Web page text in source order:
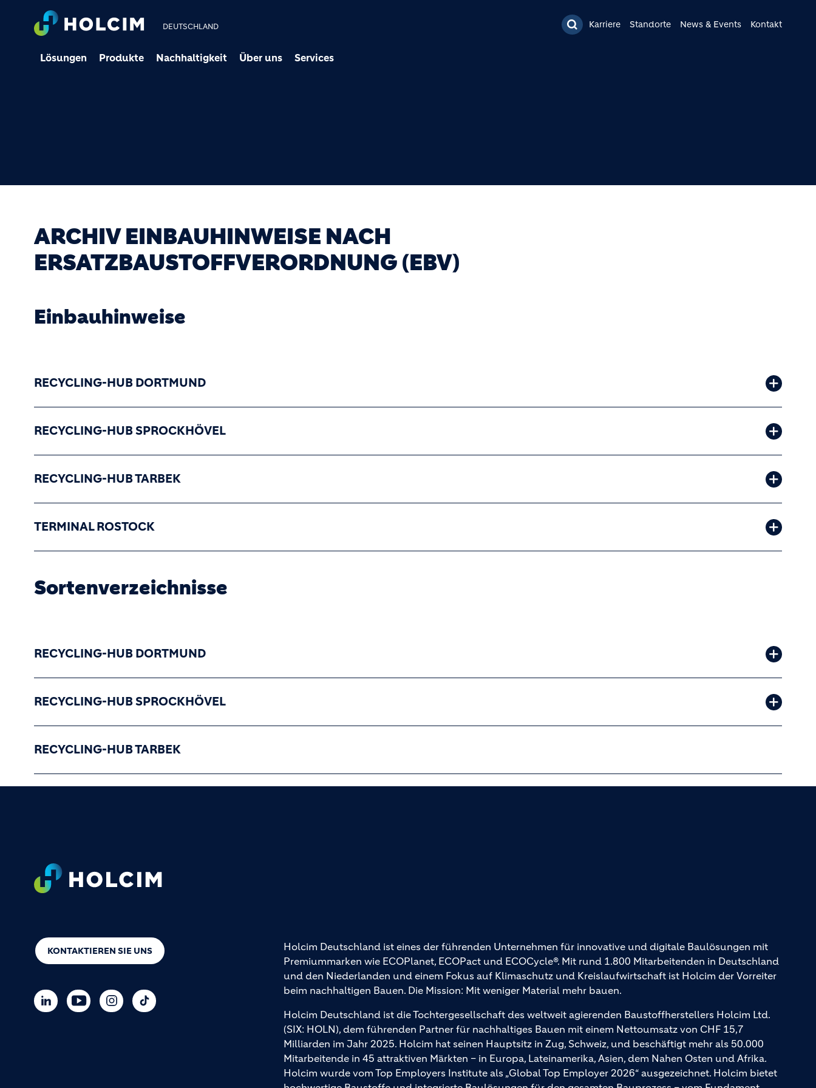
DEUTSCHLAND Karriere Standorte News & Events Kontakt
Lösungen Produkte Nachhaltigkeit Über uns Services
ARCHIV EINBAUHINWEISE NACH
ERSATZBAUSTOFFVERORDNUNG (EBV)
Einbauhinweise
RECYCLING-HUB DORTMUND
RECYCLING-HUB SPROCKHÖVEL
RECYCLING-HUB TARBEK
TERMINAL ROSTOCK
Sortenverzeichnisse
RECYCLING-HUB DORTMUND
RECYCLING-HUB SPROCKHÖVEL
RECYCLING-HUB TARBEK
KONTAKTIEREN SIE UNS
Holcim Deutschland ist eines der führenden Unternehmen für innovative und digitale Baulösungen mit
Premiummarken wie ECOPlanet, ECOPact und ECOCycle®. Mit rund 1.800 Mitarbeitenden in Deutschland
und den Niederlanden und einem Fokus auf Klimaschutz und Kreislaufwirtschaft ist Holcim der Vorreiter
beim nachhaltigen Bauen. Die Mission: Mit weniger Material mehr bauen.
Holcim Deutschland ist die Tochtergesellschaft des weltweit agierenden Baustoffherstellers Holcim Ltd.
(SIX: HOLN), dem führenden Partner für nachhaltiges Bauen mit einem Nettoumsatz von CHF 15,7
Milliarden im Jahr 2025. Holcim hat seinen Hauptsitz in Zug, Schweiz, und beschäftigt mehr als 50.000
Mitarbeitende in 45 attraktiven Märkten – in Europa, Lateinamerika, Asien, dem Nahen Osten und Afrika.
Holcim wurde vom Top Employers Institute als „Global Top Employer 2026“ ausgezeichnet. Holcim bietet